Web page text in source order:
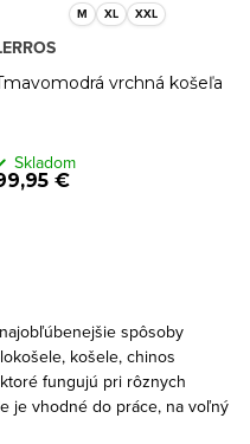
M XL XXL
vrchná košeľa
€
Skladom
spôsoby
košele, chinos
fungujú pri rôznych
je vhodné do práce, na voľný